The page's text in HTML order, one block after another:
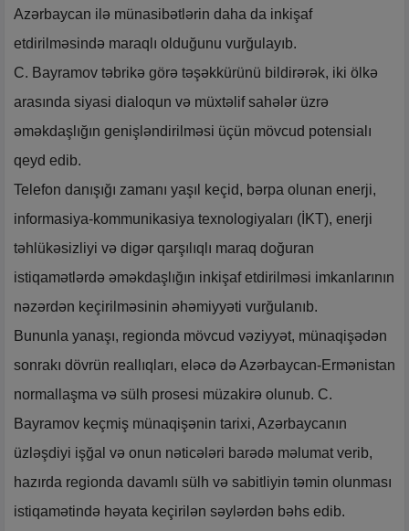
Azərbaycan ilə münasibətlərin daha da inkişaf
etdirilməsində maraqlı olduğunu vurğulayıb.
C. Bayramov təbrikə görə təşəkkürünü bildirərək, iki ölkə
arasında siyasi dialoqun və müxtəlif sahələr üzrə
əməkdaşlığın genişləndirilməsi üçün mövcud potensialı
qeyd edib.
Telefon danışığı zamanı yaşıl keçid, bərpa olunan enerji,
informasiya-kommunikasiya texnologiyaları (İKT), enerji
təhlükəsizliyi və digər qarşılıqlı maraq doğuran
istiqamətlərdə əməkdaşlığın inkişaf etdirilməsi imkanlarının
nəzərdən keçirilməsinin əhəmiyyəti vurğulanıb.
Bununla yanaşı, regionda mövcud vəziyyət, münaqişədən
sonrakı dövrün reallıqları, eləcə də Azərbaycan-Ermənistan
normallaşma və sülh prosesi müzakirə olunub. C.
Bayramov keçmiş münaqişənin tarixi, Azərbaycanın
üzləşdiyi işğal və onun nəticələri barədə məlumat verib,
hazırda regionda davamlı sülh və sabitliyin təmin olunması
istiqamətində həyata keçirilən səylərdən bəhs edib.